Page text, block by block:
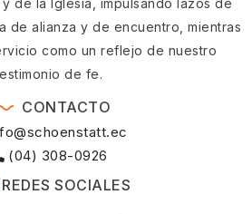
de la Iglesia, impulsando lazos de
de alianza y de encuentro, mientras
como un reflejo de nuestro
de fe.
CONTACTO
(04) 308-0926
REDES SOCIALES